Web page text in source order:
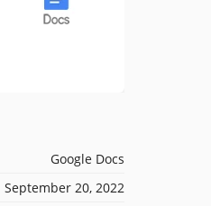
Google Docs
September 20, 2022